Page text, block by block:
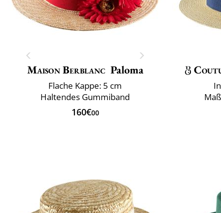
Maison Berblanc Paloma
Flache Kappe: 5 cm
Haltendes Gummiband
160€00